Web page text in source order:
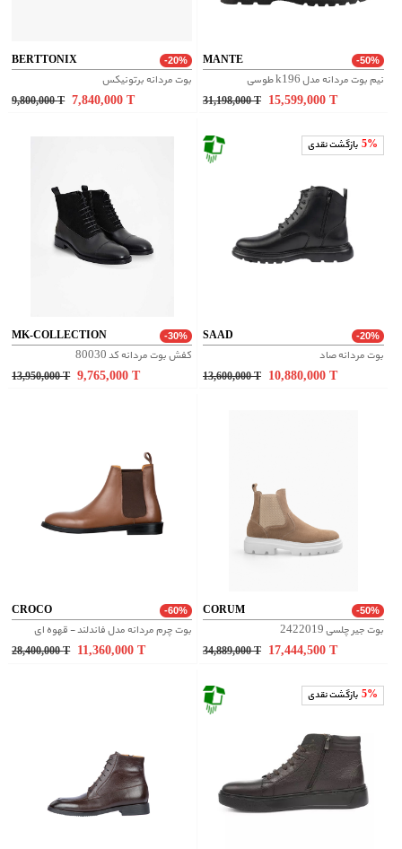
BERTTONIX -20%
بوت مردانه برتونیکس
9,800,000T 7,840,000T
MANTE -50%
نیم بوت مردانه مدل k196 طوسی
31,198,000T 15,599,000 T
MK-COLLECTION -30%
کفش بوت مردانه کد 80030
13,950,000T 9,765,000T
5% بازگشت نقدی
SAAD -20%
بوت مردانه صاد
13,600,000T 10,880,000 T
CROCO -60%
بوت چرم مردانه مدل فاندلند - قهوه ای
28,400,000T 11,360,000T
CORUM -50%
بوت جیر چلسی 2422019
34,889,000T 17,444,500 T
5% بازگشت نقدی